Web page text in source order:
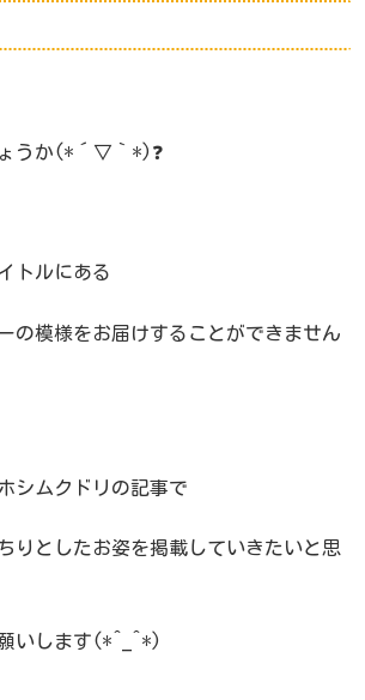
ょうか(*´▽｀*)❓
トルにある
の模様をお届けすることができません
シムクドリの記事で
りとしたお姿を掲載していきたいと思
いします(*^_^*)